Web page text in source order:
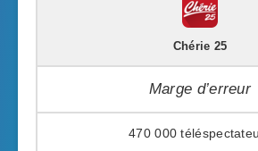
Chérie 25
Marge d’erreur
470 000